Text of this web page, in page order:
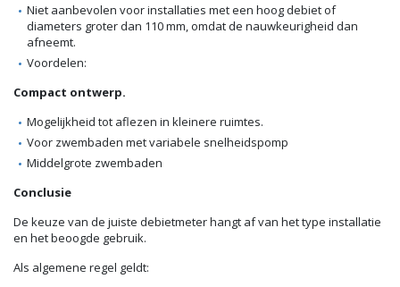
Niet aanbevolen voor installaties met een hoog debiet of
diameters groter dan 110 mm, omdat de nauwkeurigheid dan
afneemt.
Voordelen:
Compact ontwerp.
Mogelijkheid tot aflezen in kleinere ruimtes.
Voor zwembaden met variabele snelheidspomp
Middelgrote zwembaden
Conclusie
De keuze van de juiste debietmeter hangt af van het type installatie
en het beoogde gebruik.
Als algemene regel geldt: